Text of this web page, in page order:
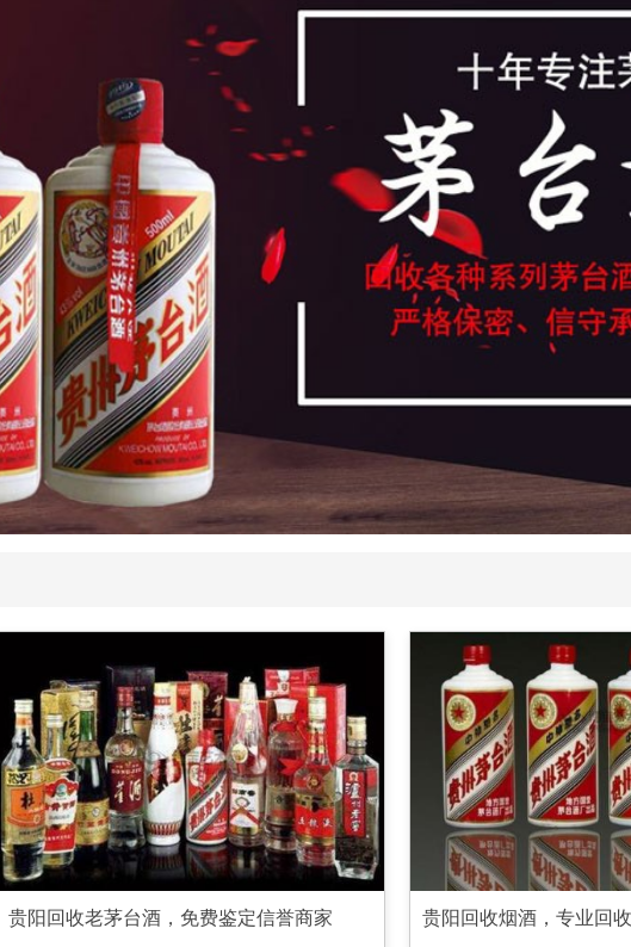
贵阳回收老茅台酒，免费鉴定信誉商家 贵阳回收烟酒，专业回